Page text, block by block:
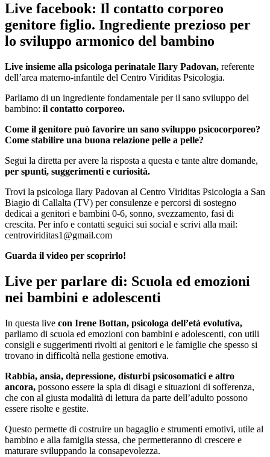
Live facebook: Il contatto corporeo
genitore figlio. Ingrediente prezioso per
lo sviluppo armonico del bambino
Live insieme alla psicologa perinatale Ilary Padovan, referente
dell’area materno-infantile del Centro Viriditas Psicologia.
Parliamo di un ingrediente fondamentale per il sano sviluppo del
bambino: il contatto corporeo.
Come il genitore può favorire un sano sviluppo psicocorporeo?
Come stabilire una buona relazione pelle a pelle?
Segui la diretta per avere la risposta a questa e tante altre domande,
per spunti, suggerimenti e curiosità.
Trovi la psicologa Ilary Padovan al Centro Viriditas Psicologia a San
Biagio di Callalta (TV) per consulenze e percorsi di sostegno
dedicai a genitori e bambini 0-6, sonno, svezzamento, fasi di
crescita. Per info e contatti seguici sui social e scrivi alla mail:
centroviriditas1@gmail.com
Guarda il video per scoprirlo!
Live per parlare di: Scuola ed emozioni
nei bambini e adolescenti
In questa live con Irene Bottan, psicologa dell’età evolutiva,
parliamo di scuola ed emozioni con bambini e adolescenti, con utili
consigli e suggerimenti rivolti ai genitori e le famiglie che spesso si
trovano in difficoltà nella gestione emotiva.
Rabbia, ansia, depressione, disturbi psicosomatici e altro
ancora, possono essere la spia di disagi e situazioni di sofferenza,
che con al giusta modalità di lettura da parte dell’adulto possono
essere risolte e gestite.
Questo permette di costruire un bagaglio e strumenti emotivi, utile al
bambino e alla famiglia stessa, che permetteranno di crescere e
maturare sviluppando la consapevolezza.